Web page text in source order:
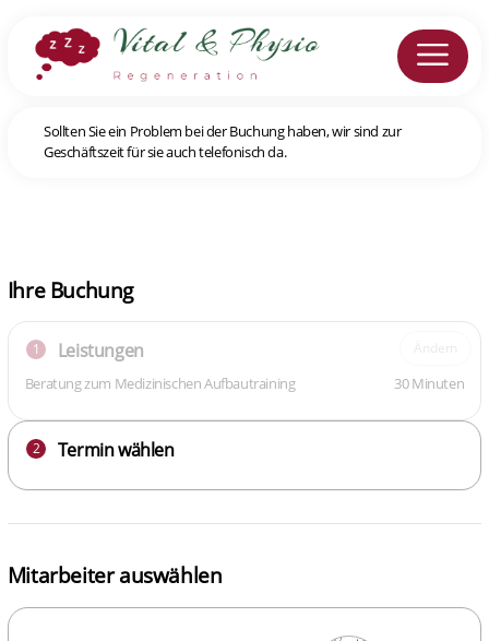
Sollten Sie ein Problem bei der Buchung haben, wir sind zur
Geschäftszeit für sie auch telefonisch da.
Mitarbeiter auswählen
Ihre Buchung
1 Leistungen
Beratung zum Medizinischen Aufbautraining 30 Minuten
2 Termin wählen